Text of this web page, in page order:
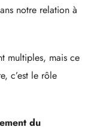
notre relation à
multiples, mais ce
c’est le rôle
du